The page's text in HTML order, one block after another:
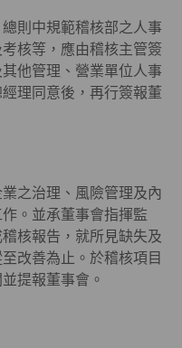
則中規範稽核部之人事
核等，應由稽核主管簽
他管理、營業單位人事
理同意後，再行簽報董
之治理、風險管理及內
。並承董事會指揮監
核報告，就所見缺失及
改善為止。於稽核項目
提報董事會。